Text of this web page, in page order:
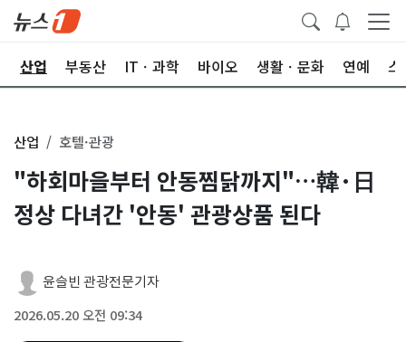
산업 부동산 ITㆍ과학 바이오 생활ㆍ문화 연예 스
산업 호텔·관광
"하회마을부터 안동찜닭까지"…韓·日
정상 다녀간 '안동' 관광상품 된다
윤슬빈 관광전문기자
2026.05.20 오전 09:34